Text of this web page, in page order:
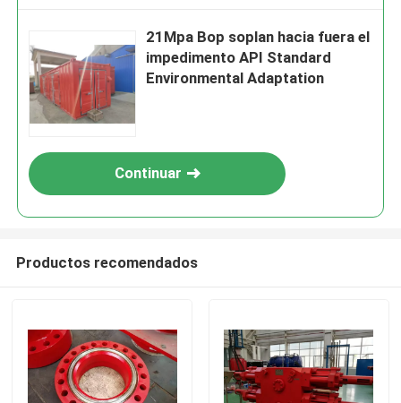
21Mpa Bop soplan hacia fuera el
impedimento API Standard
Environmental Adaptation
Continuar
Productos recomendados